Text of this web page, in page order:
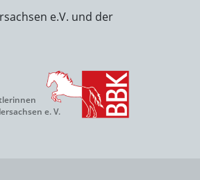
e.V. und der
e. V.